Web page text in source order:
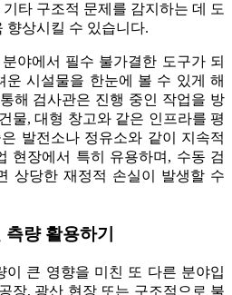
타 구조적 문제를 감지하는 데 도
향상시킬 수 있습니다.
야에서 필수 불가결한 도구가 되
운 시설물을 한눈에 볼 수 있게 해
해 검사관은 진행 중인 작업을 방
물, 대형 창고와 같은 인프라를 평
발전소나 정유소와 같이 지속적
현장에서 특히 유용하며, 수동 검
상당한 재정적 손실이 발생할 수
량 활용하기
이 큰 영향을 미친 또 다른 분야입
장, 광산 현장 또는 구조적으로 불